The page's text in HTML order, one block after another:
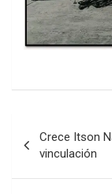
navigation
Crece Itson
vinculación